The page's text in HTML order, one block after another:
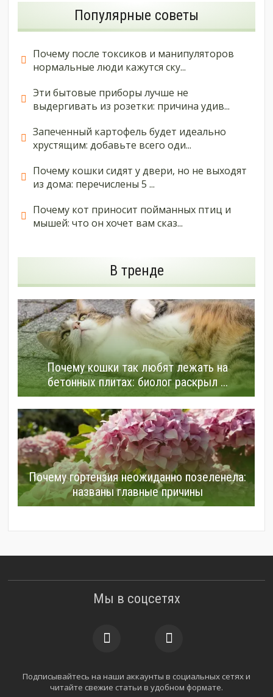
Популярные советы
Почему после токсиков и манипуляторов
нормальные люди кажутся ску...
Эти бытовые приборы лучше не
выдергивать из розетки: причина удив...
Запеченный картофель будет идеально
хрустящим: добавьте всего оди...
Почему кошки сидят у двери, но не выходят
из дома: перечислены 5 ...
Почему кот приносит пойманных птиц и
мышей: что он хочет вам сказ...
В тренде
Почему кошки так любят лежать на
бетонных плитах: биолог раскрыл ...
Почему гортензия неожиданно позеленела:
названы главные причины
Мы в соцсетях
Подписывайтесь на наши аккаунты в социальных сетях и
читайте свежие статьи в удобном формате.